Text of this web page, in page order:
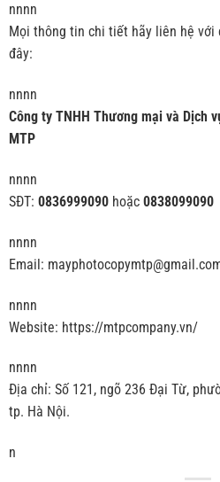
nnnn
Mọi thông tin chi tiết hãy liên hệ
đây:
nnnn
Công ty TNHH Thương mại và Dịch
MTP
nnnn
SĐT: 0836999090hoặc 0838099090
nnnn
Email:
nnnn
Website: https://mtpcompany.vn/
nnnn
Địa chỉ: Số 121, ngõ 236 Đại Từ,
tp. Hà Nội.
n